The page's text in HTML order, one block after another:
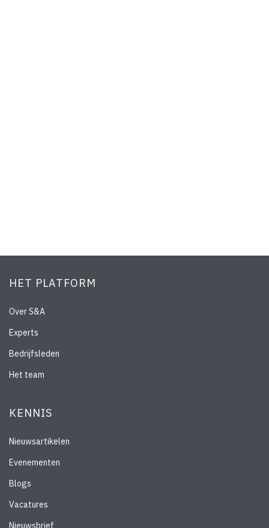
HET PLATFORM
Over S&A
Experts
Bedrijfsleden
Het team
KENNIS
Nieuwsartikelen
Evenementen
Blogs
Vacatures
Nieuwsbrief